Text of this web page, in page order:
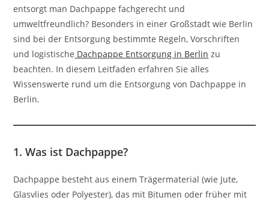
entsorgt man Dachpappe fachgerecht und
umweltfreundlich? Besonders in einer Großstadt wie Berlin
sind bei der Entsorgung bestimmte Regeln, Vorschriften
und logistische Dachpappe Entsorgung in Berlin zu
beachten. In diesem Leitfaden erfahren Sie alles
Wissenswerte rund um die Entsorgung von Dachpappe in
Berlin.
1. Was ist Dachpappe?
Dachpappe besteht aus einem Trägermaterial (wie Jute,
Glasvlies oder Polyester), das mit Bitumen oder früher mit